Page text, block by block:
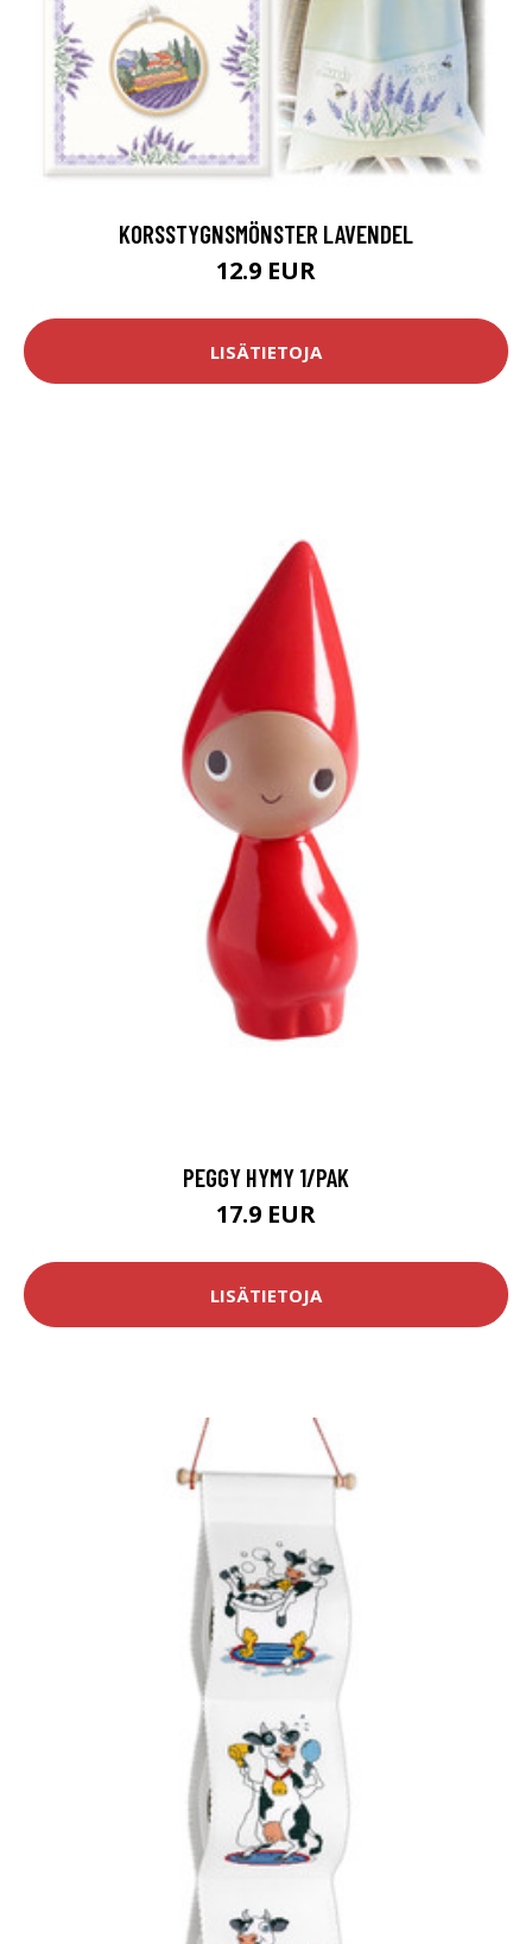
KORSSTYGNSMÖNSTER LAVENDEL
12.9 EUR
LISÄTIETOJA
PEGGY HYMY 1/PAK
17.9 EUR
LISÄTIETOJA